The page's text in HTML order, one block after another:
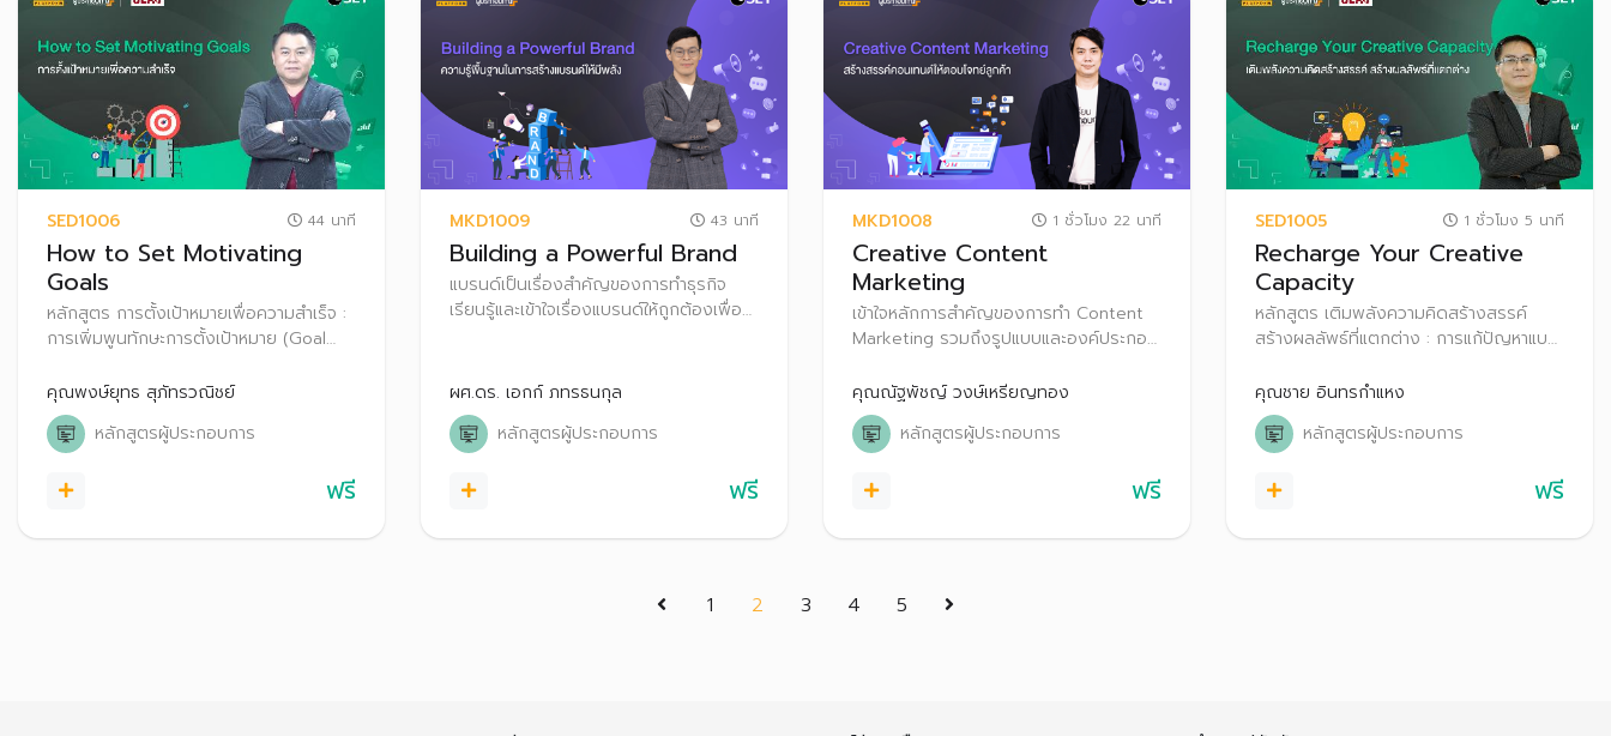
SED1006 44 นาที
How to Set Motivating
Goals
หลักสูตร การตั้งเป้าหมายเพื่อความสำเร็จ :
การเพิ่มพูนทักษะการตั้งเป้าหมาย (Goal
ถูกวิธีเพื่อสร้างแรงจูงใจให้กับตัวเอง เรียนรู้
ที่จะเป็นผู้นำตนเองให้บรรลุเป้าหมาย
คุณพงษ์ยุทธ สุภัทรวณิชย์
หลักสูตรผู้ประกอบการ
ฟรี
MKD1009 43 นาที
Building a Powerful Brand
แบรนด์เป็นเรื่องสำคัญของการทำธุรกิจ
เรียนรู้และเข้าใจเรื่องแบรนด์ให้ถูกต้องเพื่อ
ผศ.ดร. เอกก์ ภทรธนกุล
หลักสูตรผู้ประกอบการ
ฟรี
MKD1008 1 ชั่วโมง 22 นาที
Creative Content
Marketing
เข้าใจหลักการสำคัญของการทำ Content
Marketing รวมถึงรูปแบบและองค์ประกอบ
ทางการตลาดกับลูกค้าที่ตรงกลุ่มเป้าหมาย
คุณณัฐพัชญ์ วงษ์เหรียญทอง
หลักสูตรผู้ประกอบการ
ฟรี
SED1005 1 ชั่วโมง 5 นาที
Recharge Your Creative
Capacity
หลักสูตร เติมพลังความคิดสร้างสรรค์
สร้างผลลัพธ์ที่แตกต่าง : การแก้ปัญหาแบบ
ความคิดสร้างสรรค์พาคุณออกนอกกรอบ
เรียนรู้การพัฒนาทักษะและความสามารถใน
การคิดเชิงสร้างสรรค์ เพื่อให้ได้ผลลัพธ์ที่ไม่
คุณชาย อินทรกำแหง
หลักสูตรผู้ประกอบการ
ฟรี
1 2 (current)
3 4 5